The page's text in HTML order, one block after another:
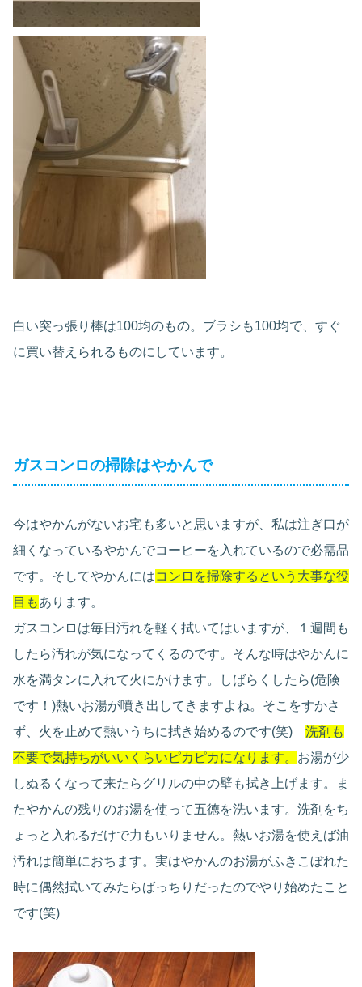
白い突っ張り棒は100均のもの。ブラシも100均で、すぐ
に買い替えられるものにしています。
ガスコンロの掃除はやかんで
今はやかんがないお宅も多いと思いますが、私は注ぎ口が
細くなっているやかんでコーヒーを入れているので必需品
です。そしてやかんにはコンロを掃除するという大事な役
目もあります。
ガスコンロは毎日汚れを軽く拭いてはいますが、１週間も
したら汚れが気になってくるのです。そんな時はやかんに
水を満タンに入れて火にかけます。しばらくしたら(危険
です！)熱いお湯が噴き出してきますよね。そこをすかさ
ず、火を止めて熱いうちに拭き始めるのです(笑) 洗剤も
不要で気持ちがいいくらいピカピカになります。 お湯が少
しぬるくなって来たらグリルの中の壁も拭き上げます。ま
たやかんの残りのお湯を使って五徳を洗います。洗剤をち
ょっと入れるだけで力もいりません。熱いお湯を使えば油
汚れは簡単におちます。実はやかんのお湯がふきこぼれた
時に偶然拭いてみたらばっちりだったのでやり始めたこと
です(笑)